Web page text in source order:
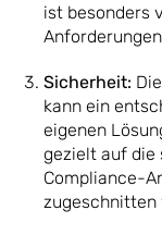
ist besonders
Sicherheit:
kann ein
eigenen
gezielt auf die
Compliance-
zugeschnitten